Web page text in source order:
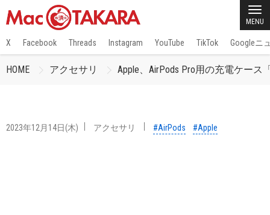
MENU
X Facebook Threads Instagram YouTube TikTok Googleニ
HOME アクセサリ Apple、AirPods Pro用の充電ケース
2023年12月14日(木) アクセサリ #AirPods #Apple